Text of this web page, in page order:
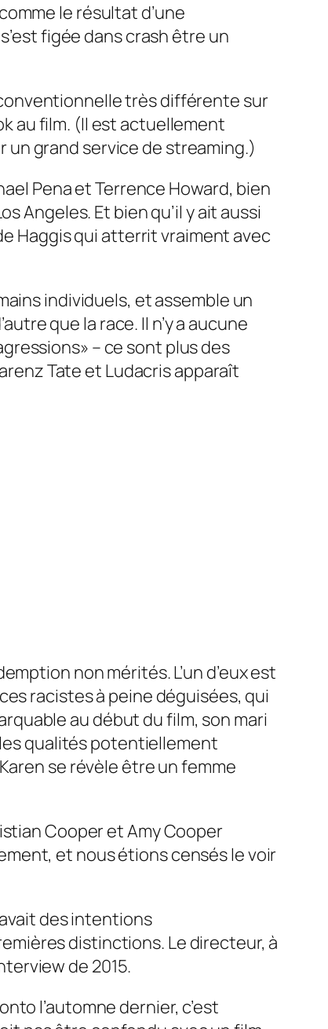
le résultat d’une
figée danscrash être un
très différente sur
au film. (Il est actuellement
un grand service de streaming.)
Pena et Terrence Howard, bien
Angeles. Et bien qu’il y ait aussi
Haggis qui atterrit vraiment avec
individuels, et assemble un
que la race. Il n’y a aucune
– ce sont plus des
Tate et Ludacris apparaît
non mérités. L’un d’eux est
racistes à peine déguisées, qui
au début du film, son mari
qualités potentiellement
se révèle être un femme
Cooper et Amy Cooper
et nous étions censés le voir
des intentions
distinctions. Le directeur, à
de 2015.
l’automne dernier, c’est